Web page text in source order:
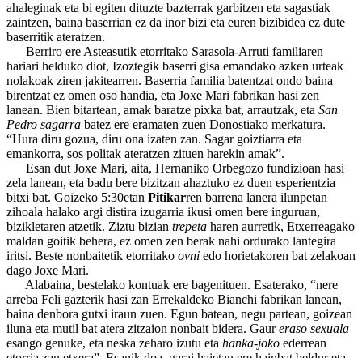
ahaleginak eta bi egiten dituzte bazterrak garbitzen eta sagastiak
zaintzen, baina baserrian ez da inor bizi eta euren bizibidea ez dute
baserritik ateratzen.
Berriro ere Asteasutik etorritako Sarasola-Arruti familiaren
hariari helduko diot, Izoztegik baserri gisa emandako azken urteak
nolakoak ziren jakitearren. Baserria familia batentzat ondo baina
birentzat ez omen oso handia, eta Joxe Mari fabrikan hasi zen
lanean. Bien bitartean, amak baratze pixka bat, arrautzak, eta San
Pedro sagarra batez ere eramaten zuen Donostiako merkatura.
“Hura diru gozua, diru ona izaten zan. Sagar goiztiarra eta
emankorra, sos politak ateratzen zituen harekin amak”.
Esan dut Joxe Mari, aita, Hernaniko Orbegozo fundizioan hasi
zela lanean, eta badu bere bizitzan ahaztuko ez duen esperientzia
bitxi bat. Goizeko 5:30etan Pitikarren barrena lanera ilunpetan
zihoala halako argi distira izugarria ikusi omen bere inguruan,
bizikletaren atzetik. Ziztu bizian trepeta haren aurretik, Etxerreagako
maldan goitik behera, ez omen zen berak nahi ordurako lantegira
iritsi. Beste nonbaitetik etorritako ovni edo horietakoren bat zelakoan
dago Joxe Mari.
Alabaina, bestelako kontuak ere bagenituen. Esaterako, “nere
arreba Feli gazterik hasi zan Errekaldeko Bianchi fabrikan lanean,
baina denbora gutxi iraun zuen. Egun batean, negu partean, goizean
iluna eta mutil bat atera zitzaion nonbait bidera. Gaureraso sexuala
esango genuke, eta neska zeharo izutu eta hanka-joko ederrean